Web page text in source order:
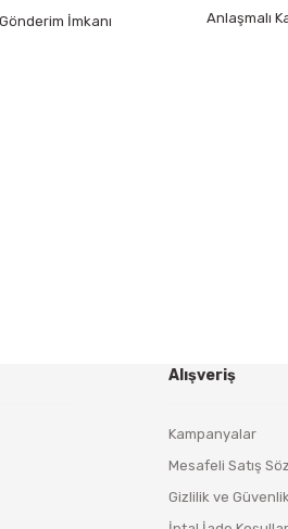
İmkanı Anlaşmalı
Alışveriş
Kampanyalar
Mesafeli Satış
Gizlilik ve